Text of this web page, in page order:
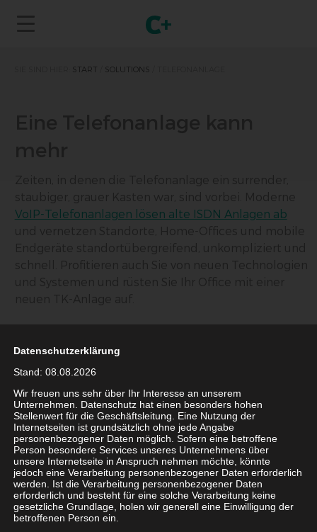
START SOLUTIONS
VoIP-Telefonanlagen lösen alte ISDN Anlagen ab
sollte sie können
Die Telefonanlage ist das zentrale Element Ihrer
Unternehmenskommunikation. Durch sie verbinden
Sie nicht nur alle Ihre Endgeräte wie Telefone,
Anrufbeantworter oder Faxgeräte. Sondern Sie
schaffen auch die Voraussetzung für eine
reibungslose Kommunikation mit Ihren Mitarbeitern,
Geschäftspartnern und Kunden. Umso wichtiger ist
die Wahl der richtigen Anlage.
Datenschutzerklärung
Stand: 08.08.2026
Wir freuen uns sehr über Ihr Interesse an unserem
Unternehmen. Datenschutz hat einen besonders hohen
Stellenwert für die Geschäftsleitung. Eine Nutzung der
Internetseiten ist grundsätzlich ohne jede Angabe
personenbezogener Daten möglich. Sofern eine betroffene
Person besondere Services unseres Unternehmens über
unsere Internetseite in Anspruch nehmen möchte, könnte
jedoch eine Verarbeitung personenbezogener Daten erforderlich
werden. Ist die Verarbeitung personenbezogener Daten
erforderlich und besteht für eine solche Verarbeitung keine
gesetzliche Grundlage, holen wir generell eine Einwilligung der
betroffenen Person ein.